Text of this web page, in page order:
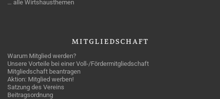
… alle Wirtshausthemen
MITGLIEDSCHAFT
Warum Mitglied werden?
Unsere Vorteile bei einer Voll-/Fördermitgliedschaft
Mitgliedschaft beantragen
Aktion: Mitglied werben!
Satzung des Vereins
Beitragsordnung